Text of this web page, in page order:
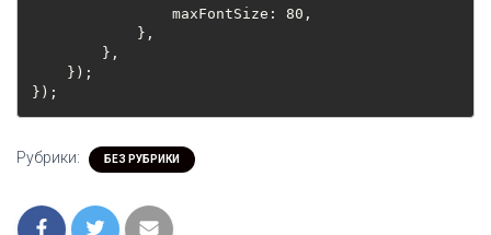
                maxFontSize: 80,
            },
        },
    });
});
Рубрики: БЕЗ РУБРИКИ